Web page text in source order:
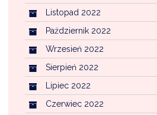
Listopad 2022
Październik 2022
Wrzesień 2022
Sierpień 2022
Lipiec 2022
Czerwiec 2022